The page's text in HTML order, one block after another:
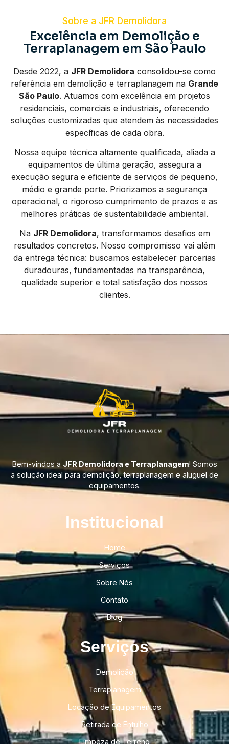
Sobre a JFR Demolidora
Excelência em Demolição e
Terraplanagem em São Paulo
Desde 2022, a JFR Demolidora consolidou-se como
referência em demolição e terraplanagem na Grande
São Paulo. Atuamos com excelência em projetos
residenciais, comerciais e industriais, oferecendo
soluções customizadas que atendem às necessidades
específicas de cada obra.
Nossa equipe técnica altamente qualificada, aliada a
equipamentos de última geração, assegura a
execução segura e eficiente de serviços de pequeno,
médio e grande porte. Priorizamos a segurança
operacional, o rigoroso cumprimento de prazos e as
melhores práticas de sustentabilidade ambiental.
Na JFR Demolidora, transformamos desafios em
resultados concretos. Nosso compromisso vai além
da entrega técnica: buscamos estabelecer parcerias
duradouras, fundamentadas na transparência,
qualidade superior e total satisfação dos nossos
clientes.
Bem-vindos a JFR Demolidora e Terraplanagem! Somos
a solução ideal para demolição, terraplanagem e aluguel de
equipamentos.
Institucional​
Home
Serviços
Sobre Nós
Contato
Blog
Serviços
Demolição
Terraplanagem
Locação de Equipamentos
Retirada de Entulho
Limpeza de Terreno